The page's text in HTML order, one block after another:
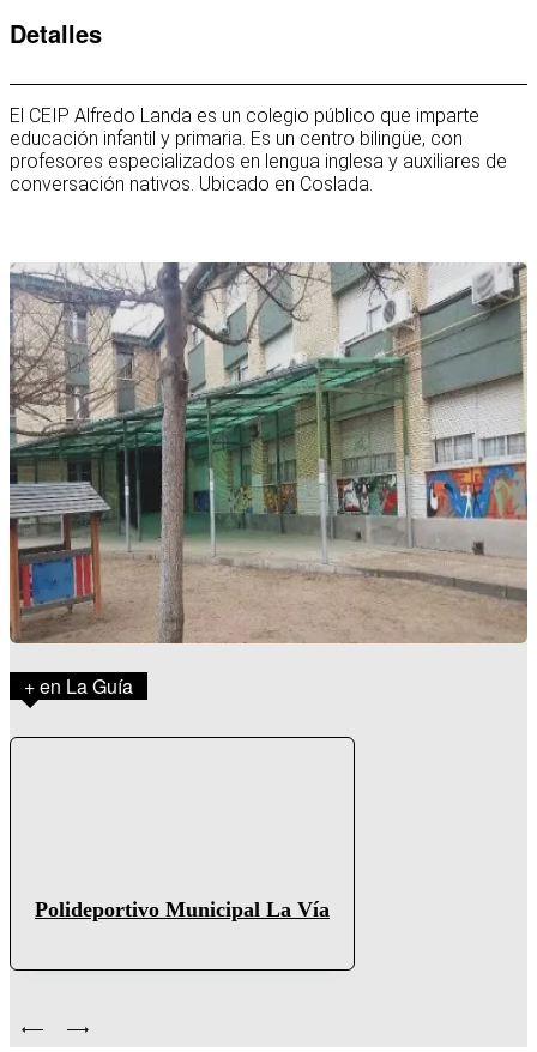
Detalles
El CEIP Alfredo Landa es un colegio público que imparte
educación infantil y primaria. Es un centro bilingüe, con
profesores especializados en lengua inglesa y auxiliares de
conversación nativos. Ubicado en Coslada.
+ en La Guía
Polideportivo Municipal La Vía